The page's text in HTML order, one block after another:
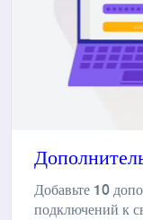
Добавьте 10
подключений к